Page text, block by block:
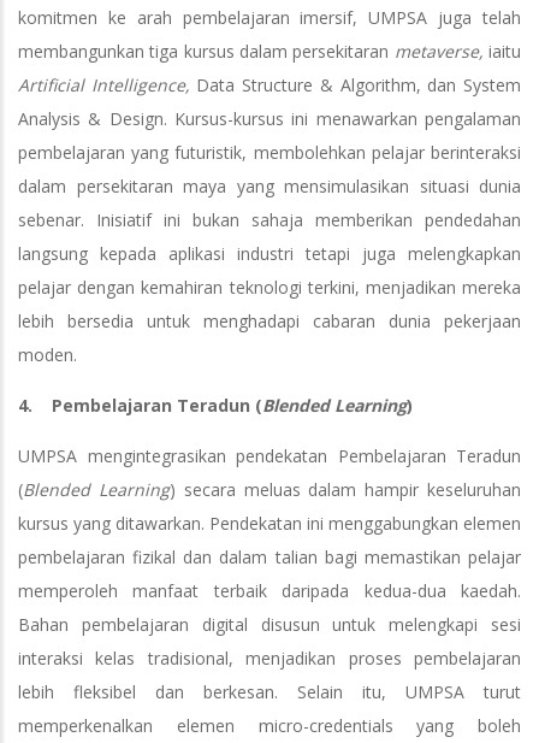
komitmen ke arah pembelajaran imersif, UMPSA juga telah
membangunkan tiga kursus dalam persekitaran metaverse, iaitu
Artificial Intelligence, Data Structure & Algorithm, dan System
Analysis & Design. Kursus-kursus ini menawarkan pengalaman
pembelajaran yang futuristik, membolehkan pelajar berinteraksi
dalam persekitaran maya yang mensimulasikan situasi dunia
sebenar. Inisiatif ini bukan sahaja memberikan pendedahan
langsung kepada aplikasi industri tetapi juga melengkapkan
pelajar dengan kemahiran teknologi terkini, menjadikan mereka
lebih bersedia untuk menghadapi cabaran dunia pekerjaan
moden.
4. Pembelajaran Teradun (Blended Learning)
UMPSA mengintegrasikan pendekatan Pembelajaran Teradun
(Blended Learning) secara meluas dalam hampir keseluruhan
kursus yang ditawarkan. Pendekatan ini menggabungkan elemen
pembelajaran fizikal dan dalam talian bagi memastikan pelajar
memperoleh manfaat terbaik daripada kedua-dua kaedah.
Bahan pembelajaran digital disusun untuk melengkapi sesi
interaksi kelas tradisional, menjadikan proses pembelajaran
lebih fleksibel dan berkesan. Selain itu, UMPSA turut
memperkenalkan elemen micro-credentials yang boleh